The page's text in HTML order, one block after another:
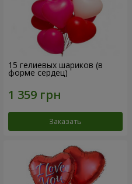
15 гелиевых шариков (в
форме сердец)
Заказать